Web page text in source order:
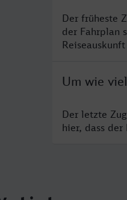
Der früheste
der Fahrplan
Um wie
Der letzte
hier, dass der